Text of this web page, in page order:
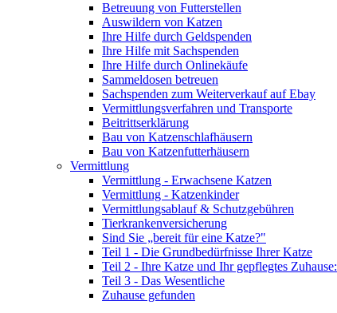
Betreuung von Futterstellen
Auswildern von Katzen
Ihre Hilfe durch Geldspenden
Ihre Hilfe mit Sachspenden
Ihre Hilfe durch Onlinekäufe
Sammeldosen betreuen
Sachspenden zum Weiterverkauf auf Ebay
Vermittlungsverfahren und Transporte
Beitrittserklärung
Bau von Katzenschlafhäusern
Bau von Katzenfutterhäusern
Vermittlung
Vermittlung - Erwachsene Katzen
Vermittlung - Katzenkinder
Vermittlungsablauf & Schutzgebühren
Tierkrankenversicherung
Sind Sie „bereit für eine Katze?"
Teil 1 - Die Grundbedürfnisse Ihrer Katze
Teil 2 - Ihre Katze und Ihr gepflegtes Zuhause:
Teil 3 - Das Wesentliche
Zuhause gefunden